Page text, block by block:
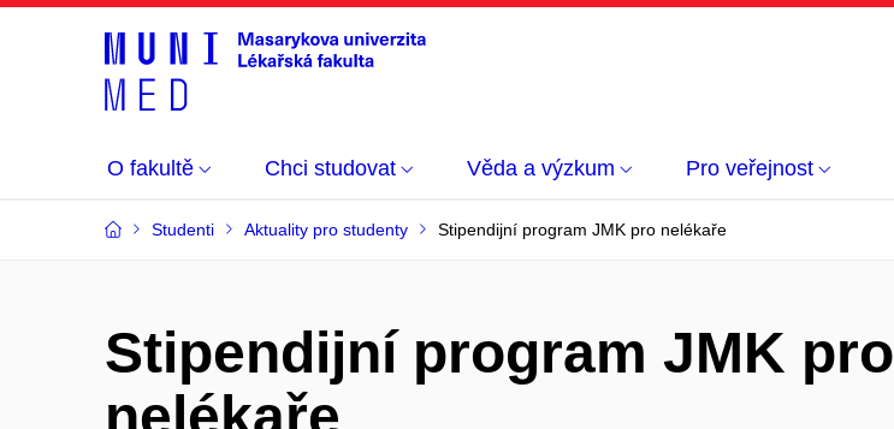
O fakultě Chci studovat Věda a výzkum Pro veřejnost
Studenti Aktuality pro studenty Stipendijní program JMK pro nelékaře
Stipendijní program JMK pro